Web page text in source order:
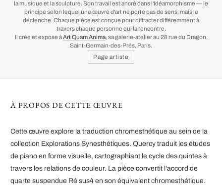
la musique et la sculpture. Son travail est ancré dans l'Idéamorphisme — le
principe selon lequel une œuvre d'art ne porte pas de sens, mais le
déclenche. Chaque pièce est conçue pour diffracter différemment à
travers chaque personne qui la rencontre.
Il crée et expose àArt Quam Anima, sa galerie-atelier au 28 rue du Dragon,
Saint-Germain-des-Prés, Paris.
Page artiste
À PROPOS DE CETTE ŒUVRE
Cette œuvre explore la traduction chromesthétique au sein de la
collection Explorations Synesthétiques. Quercy traduit les études
de piano en forme visuelle, cartographiant le cycle des quintes à
travers les relations de couleur. La pièce convertit l'accord de
quarte suspendue Ré sus4 en son équivalent chromesthétique.